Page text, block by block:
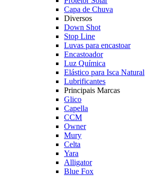
Capa de Chuva
Diversos
Down Shot
Stop Line
Luvas para encastoar
Encastoador
Luz Química
Elástico para Isca Natural
Lubrificantes
Principais Marcas
Glico
Capella
CCM
Owner
Mury
Celta
Yara
Alligator
Blue Fox